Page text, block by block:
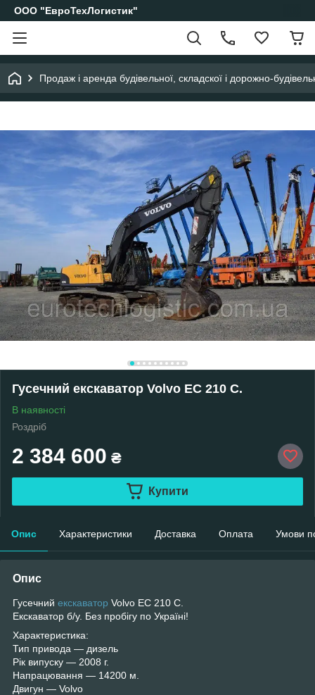
ООО "ЕвроТехЛогистик"
Продаж і аренда будівельної, складскої і дорожно-
Гусечний екскаватор Volvo EC 210 C.
В наявності
Роздріб
2 384 600 ₴
Купити
Опис Характеристики Доставка Оплата Умови
Опис
Гусечний екскаватор Volvo EC 210 C.
Екскаватор б/у. Без пробігу по Україні!
Характеристика:
Тип привода — дизель
Рік випуску — 2008 г.
Напрацювання — 14200 м.
Двигун — Volvo